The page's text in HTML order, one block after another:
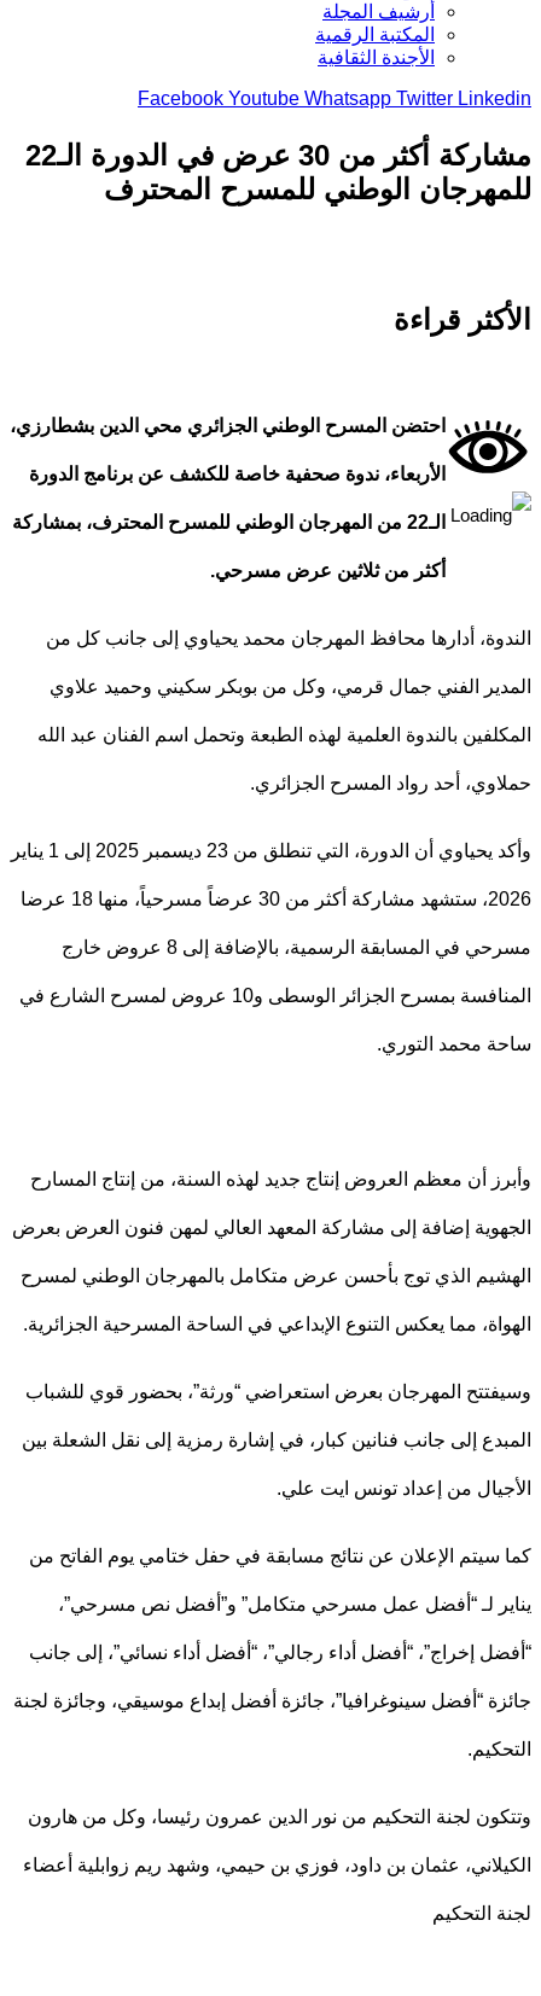
أرشيف المجلة
المكتبة الرقمية
الأجندة الثقافية
Facebook Youtube Whatsapp Twitter
مشاركة أكثر من 30 عرض في الدورة الـ22
الوطني للمسرح المحترف
قراءة
احتضن المسرح الوطني الجزائري محي الدين بشطارزي،
الأربعاء، ندوة صحفية خاصة للكشف عن برنامج الدورة
الـ22 من المهرجان الوطني للمسرح المحترف، بمشاركة
أكثر من ثلاثين عرض مسرحي.
أدارها محافظ المهرجان محمد يحياوي إلى جانب كل من
الفني جمال قرمي، وكل من بوبكر سكيني وحميد علاوي
بالندوة العلمية لهذه الطبعة وتحمل اسم الفنان عبد الله
أحد رواد المسرح الجزائري.
وأكد يحياوي أن الدورة، التي تنطلق من 23 ديسمبر 2025 إلى 1 يناير
2026، ستشهد مشاركة أكثر من 30 عرضاً مسرحياً، منها 18 عرضا
مسرحي في المسابقة الرسمية، بالإضافة إلى 8 عروض خارج
المنافسة بمسرح الجزائر الوسطى و10 عروض لمسرح الشارع في
محمد التوري.
أن معظم العروض إنتاج جديد لهذه السنة، من إنتاج المسارح
إضافة إلى مشاركة المعهد العالي لمهن فنون العرض بعرض
الذي توج بأحسن عرض متكامل بالمهرجان الوطني لمسرح
مما يعكس التنوع الإبداعي في الساحة المسرحية الجزائرية.
المهرجان بعرض استعراضي “ورثة”، بحضور قوي للشباب
إلى جانب فنانين كبار، في إشارة رمزية إلى نقل الشعلة بين
من إعداد تونس ايت علي.
سيتم الإعلان عن نتائج مسابقة في حفل ختامي يوم الفاتح من
لـ “أفضل عمل مسرحي متكامل” و”أفضل نص مسرحي”،
إخراج”، “أفضل أداء رجالي”، “أفضل أداء نسائي”، إلى جانب
“أفضل سينوغرافيا”، جائزة أفضل إبداع موسيقي، وجائزة لجنة
لجنة التحكيم من نور الدين عمرون رئيسا، وكل من هارون
عثمان بن داود، فوزي بن حيمي، وشهد ريم زوابلية أعضاء
التحكيم